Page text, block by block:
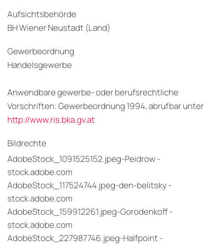
Aufsichtsbehörde
BH Wiener Neustadt (Land)
Gewerbeordnung
Handelsgewerbe
Anwendbare gewerbe- oder berufsrechtliche
Vorschriften: Gewerbeordnung 1994, abrufbar unter
http://www.ris.bka.gv.at
Bildrechte
AdobeStock_1091525152.jpeg-Peidrow -
stock.adobe.com
AdobeStock_117524744.jpeg-den-belitsky -
stock.adobe.com
AdobeStock_159912261.jpeg-Gorodenkoff -
stock.adobe.com
AdobeStock_227987746.jpeg-Halfpoint -